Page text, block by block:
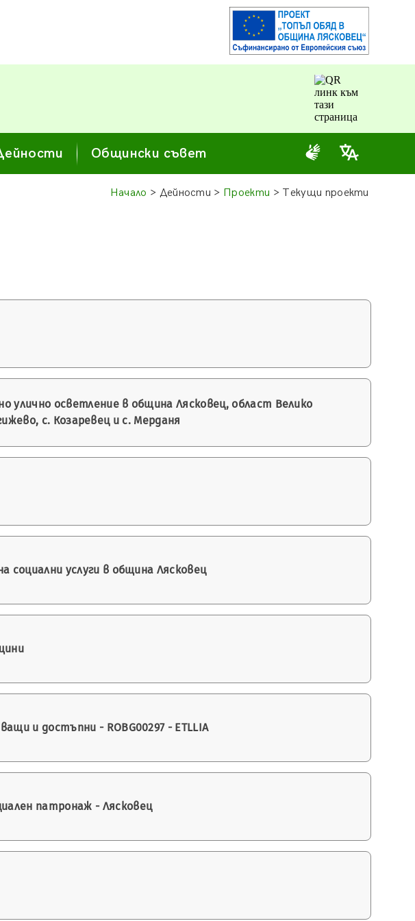
Общински съвет
Начало > Дейности > Проекти > Текущи проекти
улично осветление в община Лясковец, област Велико
с. Козаревец и с. Мерданя
социални услуги в община Лясковец
и достъпни - ROBG00297 - ETLLIA
патронаж - Лясковец